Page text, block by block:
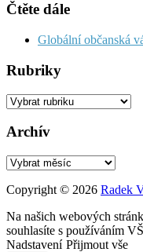
Čtěte dále
Globální občanská
Rubriky
Rubriky
Archív
Archív
Copyright © 2026 Radek
Na našich webových
souhlasíte s používáním
Nadstavení Přijmout vše